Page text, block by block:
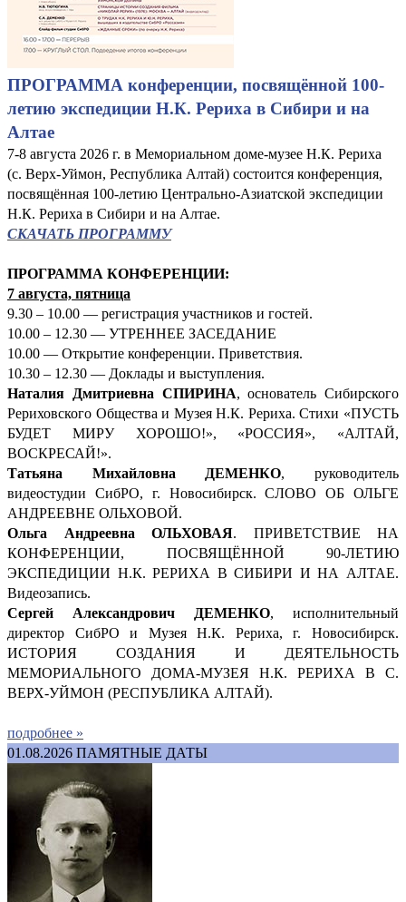
ПРОГРАММА конференции, посвящённой 100-
летию экспедиции Н.К. Рериха в Сибири и на
Алтае
7-8 августа 2026 г. в Мемориальном доме-музее Н.К. Рериха
(с. Верх-Уймон, Республика Алтай) состоится конференция,
посвящённая 100-летию Центрально-Азиатской экспедиции
Н.К. Рериха в Сибири и на Алтае.
СКАЧАТЬ ПРОГРАММУ
ПРОГРАММА КОНФЕРЕНЦИИ:
7 августа, пятница
9.30 – 10.00 — регистрация участников и гостей.
10.00 – 12.30 — УТРЕННЕЕ ЗАСЕДАНИЕ
10.00 — Открытие конференции. Приветствия.
10.30 – 12.30 — Доклады и выступления.
Наталия Дмитриевна СПИРИНА, основатель Сибирского
Рериховского Общества и Музея Н.К. Рериха. Стихи «ПУСТЬ
БУДЕТ МИРУ ХОРОШО!», «РОССИЯ», «АЛТАЙ,
ВОСКРЕСАЙ!».
Татьяна Михайловна ДЕМЕНКО, руководитель
видеостудии СибРО, г. Новосибирск. СЛОВО ОБ ОЛЬГЕ
АНДРЕЕВНЕ ОЛЬХОВОЙ.
Ольга Андреевна ОЛЬХОВАЯ. ПРИВЕТСТВИЕ НА
КОНФЕРЕНЦИИ, ПОСВЯЩЁННОЙ 90-ЛЕТИЮ
ЭКСПЕДИЦИИ Н.К. РЕРИХА В СИБИРИ И НА АЛТАЕ.
Видеозапись.
Сергей Александрович ДЕМЕНКО, исполнительный
директор СибРО и Музея Н.К. Рериха, г. Новосибирск.
ИСТОРИЯ СОЗДАНИЯ И ДЕЯТЕЛЬНОСТЬ
МЕМОРИАЛЬНОГО ДОМА-МУЗЕЯ Н.К. РЕРИХА В С.
ВЕРХ-УЙМОН (РЕСПУБЛИКА АЛТАЙ).
подробнее »
01.08.2026 ПАМЯТНЫЕ ДАТЫ